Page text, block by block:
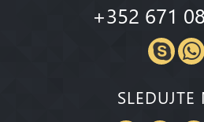
+352 671
SLEDUJTE